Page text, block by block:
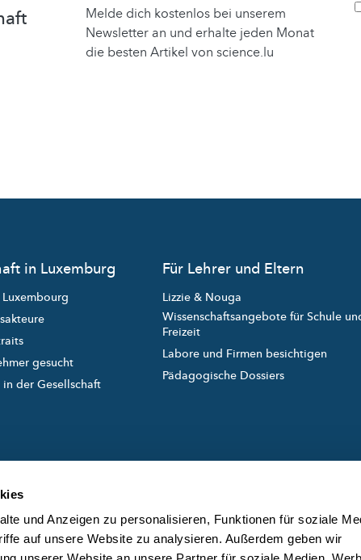
und Anzeigen zu personalisieren, Funktionen für soziale
auf unsere Website zu analysieren. Außerdem geben wir
Melde dich kostenlos bei unserem
Newsletter an und erhalte jeden Monat
die besten Artikel von science.lu
in Luxemburg
gesucht
in der Gesellschaft
Für Lehrer und Eltern
Lizzie & Nouga
Wissenschaftsangebote für Schule
Freizeit
Labore und Firmen besichtigen
Pädagogische Dossiers